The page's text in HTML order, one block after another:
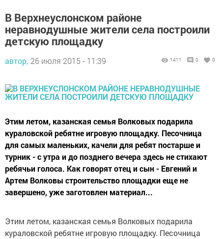
В Верхнеуслонском районе
неравнодушные жители села построили
детскую площадку
автор, 26 июля 2015 - 11:39 1411 0 0
Этим летом, казанская семья Волковых подарила
кураловской ребятне игровую площадку. Песочница
для самых маленьких, качели для ребят постарше и
турник - с утра и до позднего вечера здесь не стихают
ребячьи голоса. Как говорят отец и сын - Евгений и
Артем Волковы строительство площадки еще не
завершено, уже заготовлен материал...
Этим летом, казанская семья Волковых подарила
кураловской ребятне игровую площадку. Песочница